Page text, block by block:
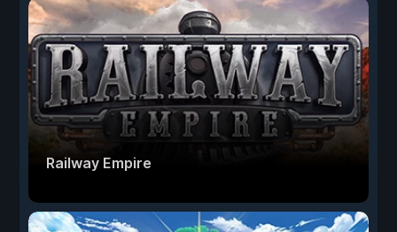
Railway Empire